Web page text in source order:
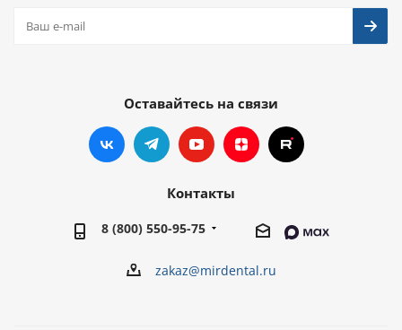
Оставайтесь на связи
Контакты
8 (800) 550-95-75
zakaz@mirdental.ru